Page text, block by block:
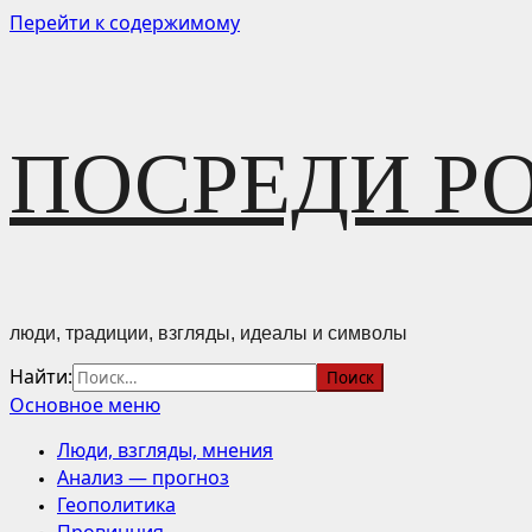
Перейти к содержимому
ПОСРЕДИ
люди, традиции, взгляды, идеалы и символы
Найти:
Основное меню
Люди, взгляды, мнения
Анализ — прогноз
Геополитика